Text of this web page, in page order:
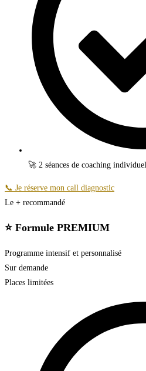
🚀 2 séances de coaching individuel
📞 Je réserve mon call diagnostic
Le + recommandé
⭐️ Formule PREMIUM
Programme intensif et personnalisé
Sur demande
Places limitées